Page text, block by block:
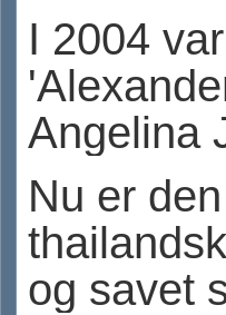
I 2004
Angelina
Nu er
og savet